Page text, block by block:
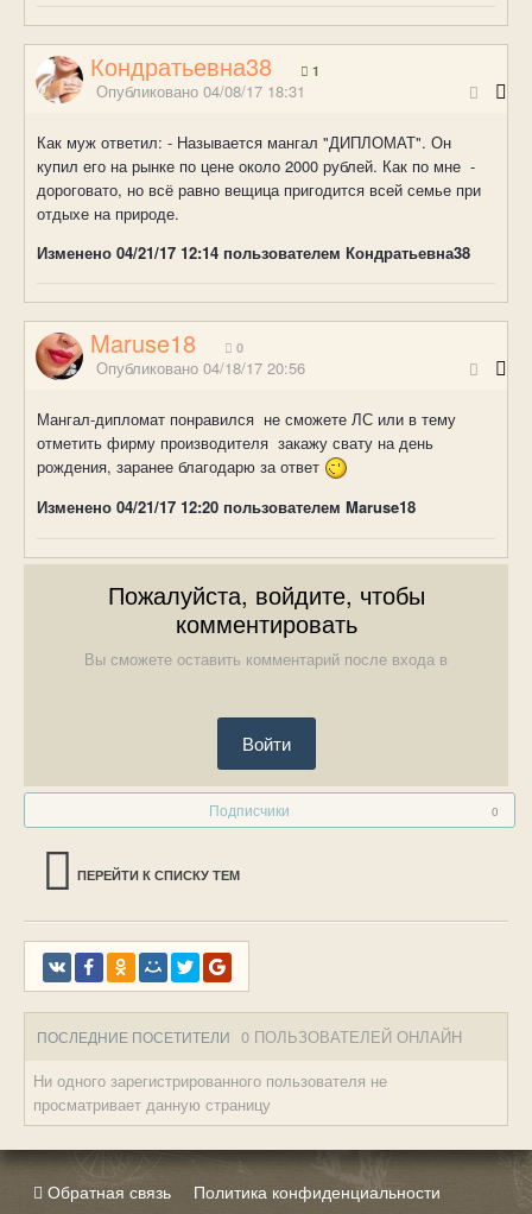
Кондратьевна38 1
Опубликовано 04/08/17 18:31
Как муж ответил: - Называется мангал "ДИПЛОМАТ". Он
купил его на рынке по цене около 2000 рублей. Как по мне -
дороговато, но всё равно вещица пригодится всей семье при
отдыхе на природе.
Изменено 04/21/17 12:14 пользователем Кондратьевна38
Maruse18 0
Опубликовано 04/18/17 20:56
Мангал-дипломат понравился не сможете ЛС или в тему
отметить фирму производителя закажу свату на день
рождения, заранее благодарю за ответ
Изменено 04/21/17 12:20 пользователем Maruse18
Пожалуйста, войдите, чтобы
комментировать
Вы сможете оставить комментарий после входа в
Войти
Подписчики 0
ПЕРЕЙТИ К СПИСКУ ТЕМ
ПОСЛЕДНИЕ ПОСЕТИТЕЛИ 0 ПОЛЬЗОВАТЕЛЕЙ ОНЛАЙН
Ни одного зарегистрированного пользователя не
просматривает данную страницу
Обратная связь Политика конфиденциальности